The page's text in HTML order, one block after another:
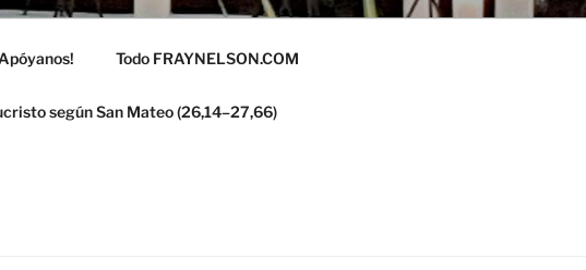
Apóyanos! Todo FRAYNELSON.COM
según San Mateo (26,14–27,66)